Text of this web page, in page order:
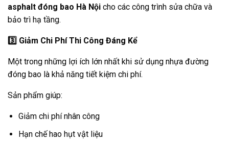
asphalt đóng bao Hà Nội cho các công trình sửa chữa và
bảo trì hạ tầng.
3️ Giảm Chi Phí Thi Công Đáng Kể
Một trong những lợi ích lớn nhất khi sử dụng nhựa đường
đóng bao là khả năng tiết kiệm chi phí.
Sản phẩm giúp:
Giảm chi phí nhân công
Hạn chế hao hụt vật liệu